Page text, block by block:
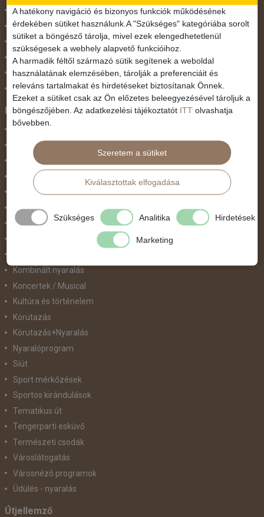
November 1.
Október 23.
Pünkösdi utazás
Szilveszter
Tavaszi szünet
Valentin nap
Programtípus
Belépőjegy
Egyéni út
Egzotikus út
Fesztiválok
Golfút
Gyalogtúra
Kombinált nyaralás
Koncertek / Musical
Kultúra és történelem
Körutazás
Körutazás+Nyaralás
Nyaralóprogram
Síút
Sport mérkőzések
Sportos kirándulások
Tematikus út
Tengerparti esküvő
Természeti csodák
Városlátogatás
Városnéző programok
Üdülés - nyaralás
Útjellemző
A hatékony navigáció és bizonyos funkciók működésének
érdekében sütiket használunk.A "Szükséges" kategóriába sorolt
sütiket a böngésző tárolja, mivel ezek elengedhetetlenül
szükségesek a webhely alapvető funkcióihoz.
A harmadik féltől származó sütik segítenek a weboldal
használatának elemzésében, tárolják a preferenciáit és
releváns tartalmakat és hirdetéseket biztosítanak Önnek.
Ezeket a sütiket csak az Ön előzetes beleegyezésével tároljuk a
böngészőjében. Az adatkezelési tájékoztatót ITT olvashatja
bővebben.
Szeretem a sütiket
Kiválasztottak elfogadása
Szükséges Analitika Hirdetések
Marketing